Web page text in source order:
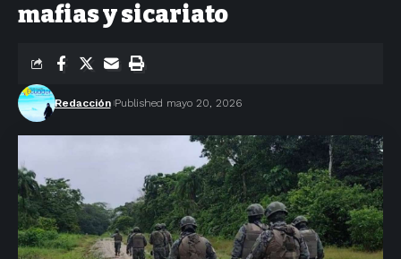
mafias y sicariato
Redacción Published mayo 20, 2026